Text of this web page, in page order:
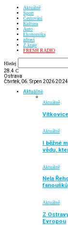
Aktuálně
Sport
Cestování
Kultura
Auto
Ekonomika
zdraví
Z kraje
FRESH RADIO
Hledej
28.4 C
Ostrava
Čtvrtek, 06. Srpen 2026 20:24
Aktuálně
Aktuálně
Aktuálně
I běžné
vědu,
Aktuálně
Nela
fanoušků
Aktuálně
Z
Evropou